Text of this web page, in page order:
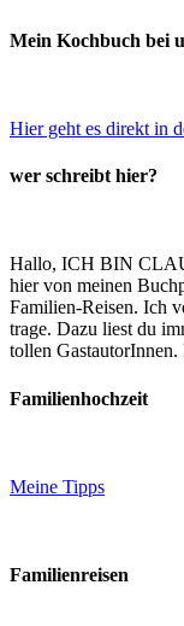
Mein Kochbuch bei
Hier geht es direkt in
wer schreibt hier?
Hallo, ICH BIN
hier von meinen
Familien-Reisen. Ich
trage. Dazu liest du
tollen
Familienhochzeit
Meine Tipps
Familienreisen